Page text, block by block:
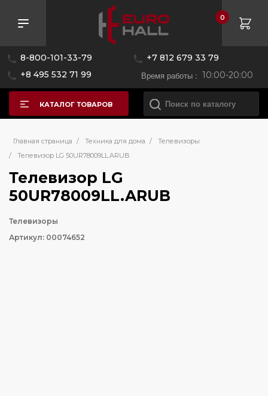
8-800-101-33-79
+7 812 679 33 79
+8 495 532 71 99
Время работы : 10:00-20:00
0
КАТАЛОГ ТОВАРОВ
Главная страница / Техника для дома /
Телевизоры
/
Телевизор LG 50UR78009LL.ARUB
Телевизор LG
50UR78009LL.ARUB
Телевизоры
Артикул: 00074652